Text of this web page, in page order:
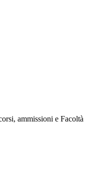
ammissioni e Facoltà